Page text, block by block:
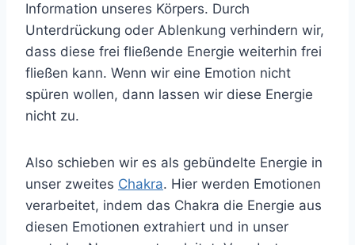
Information unseres Körpers. Durch
Unterdrückung oder Ablenkung verhindern wir,
dass diese frei fließende Energie weiterhin frei
fließen kann. Wenn wir eine Emotion nicht
spüren wollen, dann lassen wir diese Energie
nicht zu.
Also schieben wir es als gebündelte Energie in
unser zweites Chakra. Hier werden Emotionen
verarbeitet, indem das Chakra die Energie aus
diesen Emotionen extrahiert und in unser